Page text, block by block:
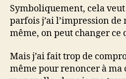
Symboliquement, cela
parfois j’ai l’impression
même, on peut changer ce
Mais j’ai fait trop de
même pour renoncer à